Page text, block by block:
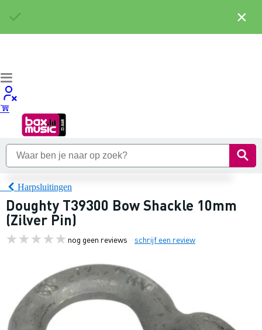
Harpsluitingen
Doughty T39300 Bow Shackle 10mm
(Zilver Pin)
nog geen reviews schrijf een review
×